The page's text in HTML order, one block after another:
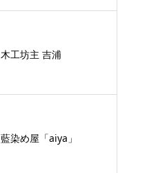
木工坊主 吉浦
藍染め屋「aiya」